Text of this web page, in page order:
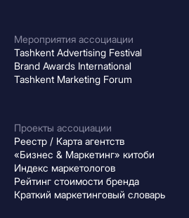
Мероприятия ассоциации
Tashkent Advertising Festival
Brand Awards International
Tashkent Marketing Forum
Проекты ассоциации
Реестр / Карта агентств
«Бизнес & Маркетинг» китоби
Индекс маркетологов
Рейтинг стоимости бренда
Краткий маркетинговый словарь